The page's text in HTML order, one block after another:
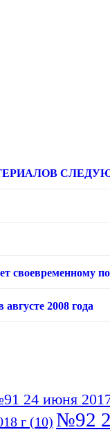
своевременному
2008 года
24 июня
г (10) №92